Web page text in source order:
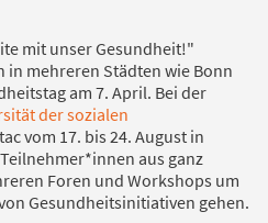
mit unser Gesundheit!"
in mehreren Städten wie Bonn
am 7. April. Bei der
der sozialen
vom 17. bis 24. August in
aus ganz
Foren und Workshops um
Gesundheitsinitiativen gehen.